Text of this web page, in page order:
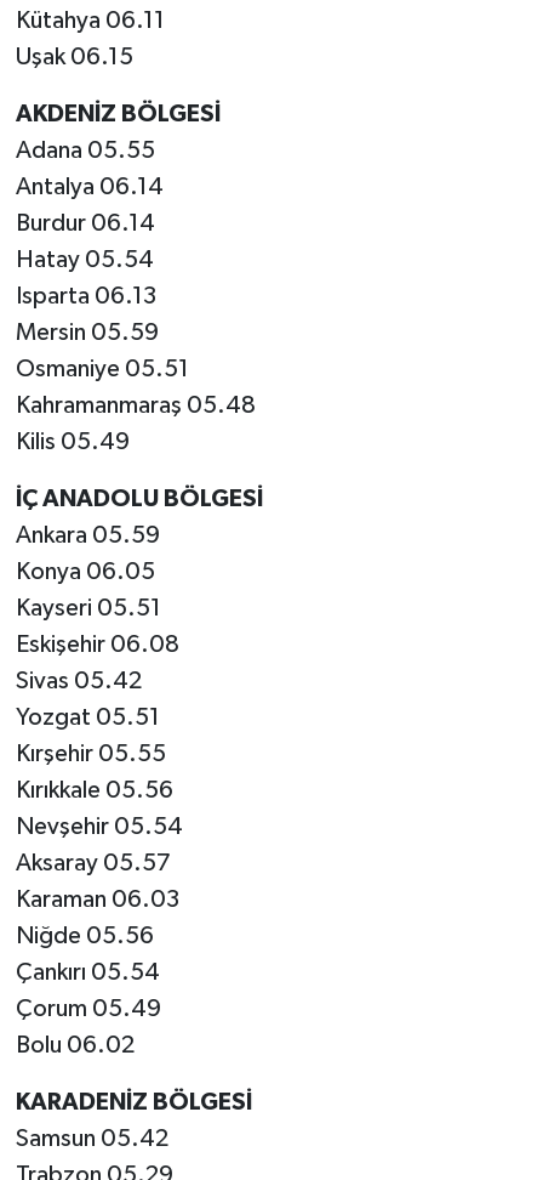
Kütahya 06.11
Uşak 06.15
AKDENİZ BÖLGESİ
Adana 05.55
Antalya 06.14
Burdur 06.14
Hatay 05.54
Isparta 06.13
Mersin 05.59
Osmaniye 05.51
Kahramanmaraş 05.48
Kilis 05.49
İÇ ANADOLU BÖLGESİ
Ankara 05.59
Konya 06.05
Kayseri 05.51
Eskişehir 06.08
Sivas 05.42
Yozgat 05.51
Kırşehir 05.55
Kırıkkale 05.56
Nevşehir 05.54
Aksaray 05.57
Karaman 06.03
Niğde 05.56
Çankırı 05.54
Çorum 05.49
Bolu 06.02
KARADENİZ BÖLGESİ
Samsun 05.42